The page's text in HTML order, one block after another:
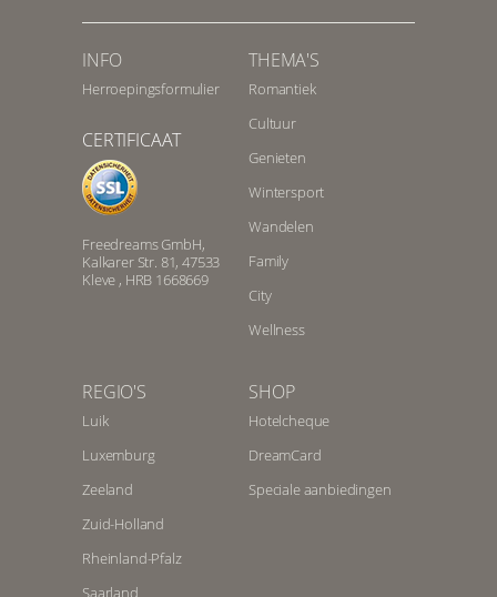
INFO
Herroepingsformulier
CERTIFICAAT
Freedreams GmbH,
Kalkarer Str. 81, 47533
Kleve , HRB 1668669
THEMA'S
Romantiek
Cultuur
Genieten
Wintersport
Wandelen
Family
City
Wellness
REGIO'S
Luik
Luxemburg
Zeeland
Zuid-Holland
Rheinland-Pfalz
Saarland
SHOP
Hotelcheque
DreamCard
Speciale aanbiedingen